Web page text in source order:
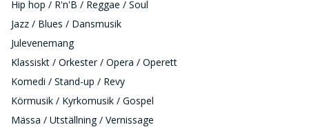
Hip hop / R'n'B / Reggae / Soul
Jazz / Blues / Dansmusik
Julevenemang
Klassiskt / Orkester / Opera / Operett
Komedi / Stand-up / Revy
Körmusik / Kyrkomusik / Gospel
Mässa / Utställning / Vernissage